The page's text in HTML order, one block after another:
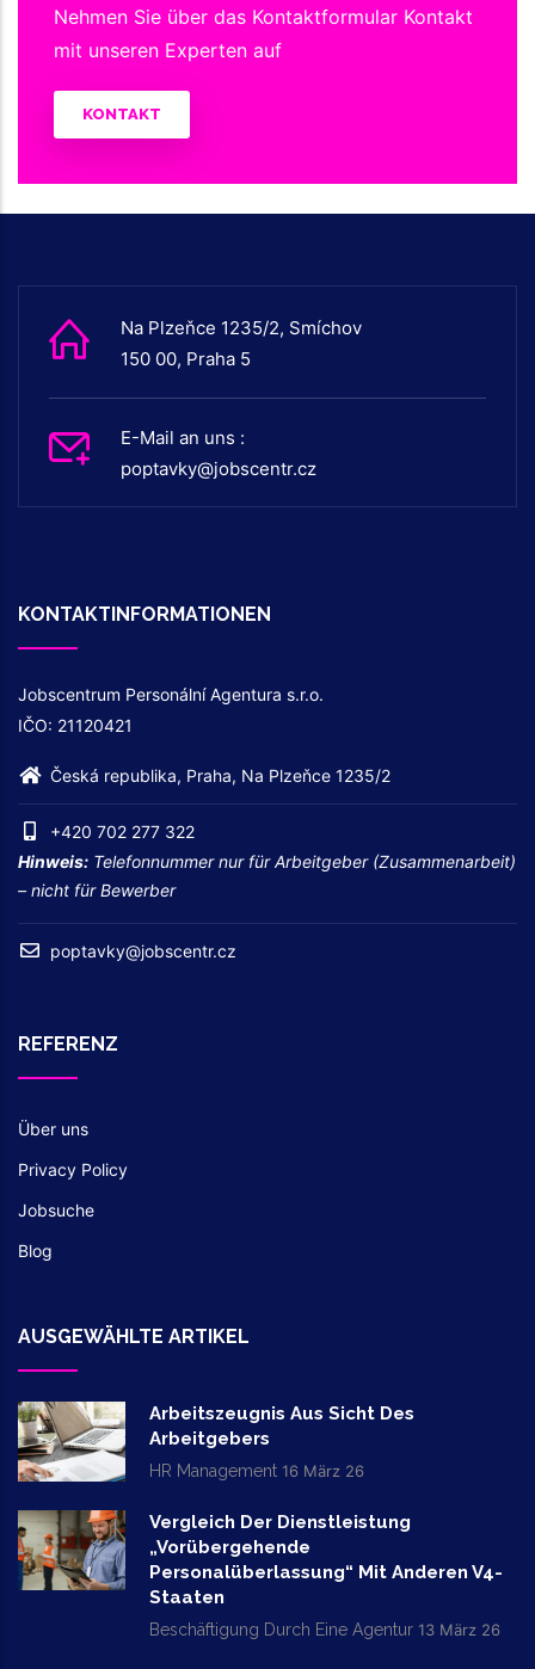
Nehmen Sie über das Kontaktformular Kontakt
mit unseren Experten auf
KONTAKT
Na Plzeňce 1235/2, Smíchov
150 00, Praha 5
E-Mail an uns :
poptavky@jobscentr.cz
KONTAKTINFORMATIONEN
Jobscentrum Personální Agentura s.r.o.
IČO: 21120421
Česká republika, Praha, Na Plzeňce 1235/2
+420 702 277 322
Hinweis: Telefonnummer nur für Arbeitgeber (Zusammenarbeit)
– nicht für Bewerber
poptavky@jobscentr.cz
REFERENZ
Über uns
Privacy Policy
Jobsuche
Blog
AUSGEWÄHLTE ARTIKEL
Arbeitszeugnis Aus Sicht Des
Arbeitgebers
HR Management 16 März 26
Vergleich Der Dienstleistung
„vorübergehende
Personalüberlassung“ Mit Anderen V4-
Staaten
Beschäftigung Durch Eine Agentur 13 März 26